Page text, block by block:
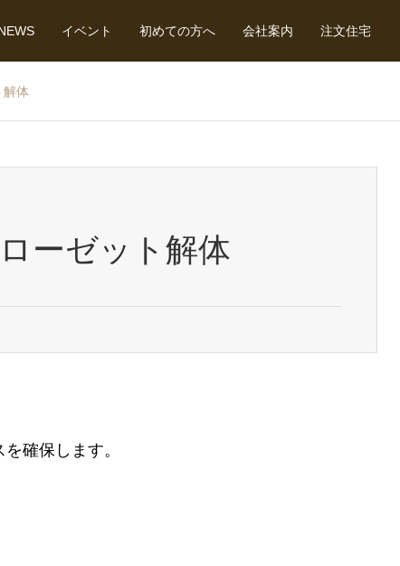
イベント 初めての方へ 会社案内 注文住宅
解体
ーゼット解体
確保します。